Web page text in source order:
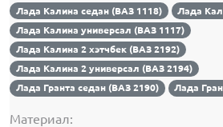
Лада Калина седан (ВАЗ 1118)
Лада
Лада Калина универсал (ВАЗ 1117)
Лада Калина 2 хэтчбек (ВАЗ 2192)
Лада Калина 2 универсал (ВАЗ 2194)
Лада Гранта седан (ВАЗ 2190)
Лада
Материал: